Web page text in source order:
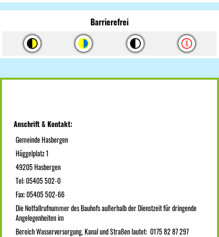
Barrierefrei
Anschrift & Kontakt:
Gemeinde Hasbergen
Hüggelplatz 1
49205 Hasbergen
Tel: 05405 502-0
Fax: 05405 502-66
Die Notfallrufnummer des Bauhofs außerhalb der Dienstzeit für dringende
Angelegenheiten im
Bereich Wasserversorgung, Kanal und Straßen lautet: 0175 82 87 297